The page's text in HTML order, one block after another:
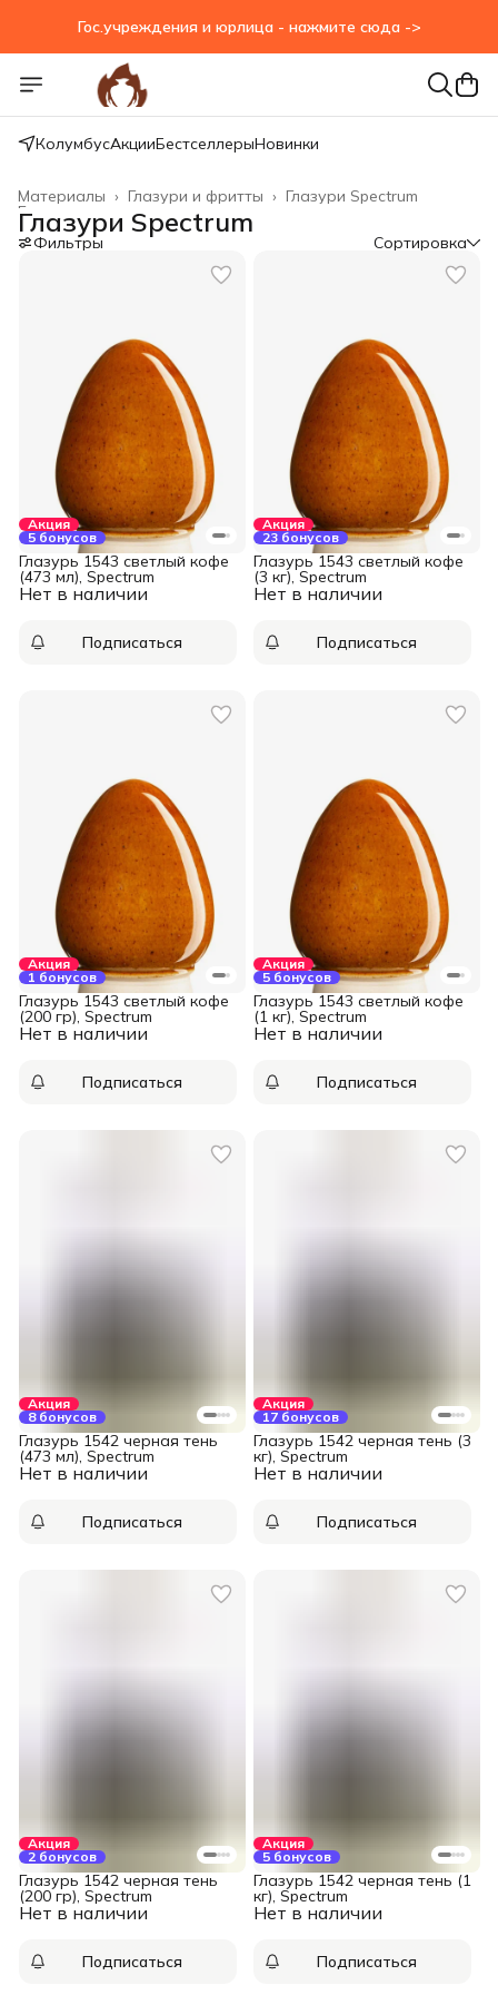
КолумбусАкцииБестселлерыНовинки
Глазури Spectrum
Глазури и фритты ›
Материалы ›
Главная
Глазури Spectrum
Фильтры Сортировка
Акция
5 бонусов
Нет в наличии
Глазурь 1543 светлый кофе
(473 мл), Spectrum
Подписаться
Акция
23 бонусов
Нет в наличии
Глазурь 1543 светлый кофе
(3 кг), Spectrum
Подписаться
Акция
1 бонусов
Нет в наличии
Глазурь 1543 светлый кофе
(200 гр), Spectrum
Подписаться
Акция
5 бонусов
Нет в наличии
Глазурь 1543 светлый кофе
(1 кг), Spectrum
Подписаться
Акция
8 бонусов
Нет в наличии
Глазурь 1542 черная тень
(473 мл), Spectrum
Подписаться
Акция
17 бонусов
Нет в наличии
Глазурь 1542 черная тень (3
кг), Spectrum
Подписаться
Акция
2 бонусов
Нет в наличии
Глазурь 1542 черная тень
(200 гр), Spectrum
Подписаться
Акция
5 бонусов
Нет в наличии
Глазурь 1542 черная тень (1
кг), Spectrum
Подписаться